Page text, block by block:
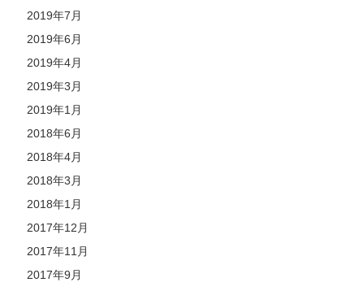
2019年7月
2019年6月
2019年4月
2019年3月
2019年1月
2018年6月
2018年4月
2018年3月
2018年1月
2017年12月
2017年11月
2017年9月